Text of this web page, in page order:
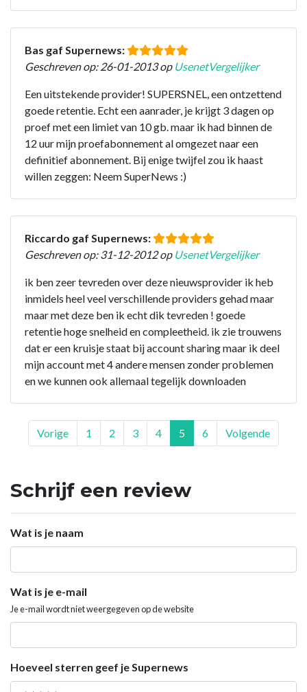
Bas gaf Supernews:
Geschreven op: 26-01-2013 op UsenetVergelijker
Een uitstekende provider! SUPERSNEL, een ontzettend
goede retentie. Echt een aanrader, je krijgt 3 dagen op
proef met een limiet van 10 gb. maar ik had binnen de
12 uur mijn proefabonnement al omgezet naar een
definitief abonnement. Bij enige twijfel zou ik haast
willen zeggen: Neem SuperNews :)
Riccardo gaf Supernews:
Geschreven op: 31-12-2012 op UsenetVergelijker
ik ben zeer tevreden over deze nieuwsprovider ik heb
inmidels heel veel verschillende providers gehad maar
maar met deze ben ik echt dik tevreden ! goede
retentie hoge snelheid en compleetheid. ik zie trouwens
dat er een kruisje staat bij account sharing maar ik deel
mijn account met 4 andere mensen zonder problemen
en we kunnen ook allemaal tegelijk downloaden
Vorige 1 2 3 4 5 6 Volgende
Schrijf een review
Wat is je naam
Wat is je e-mail
Je e-mail wordt niet weergegeven op de website
Hoeveel sterren geef je Supernews